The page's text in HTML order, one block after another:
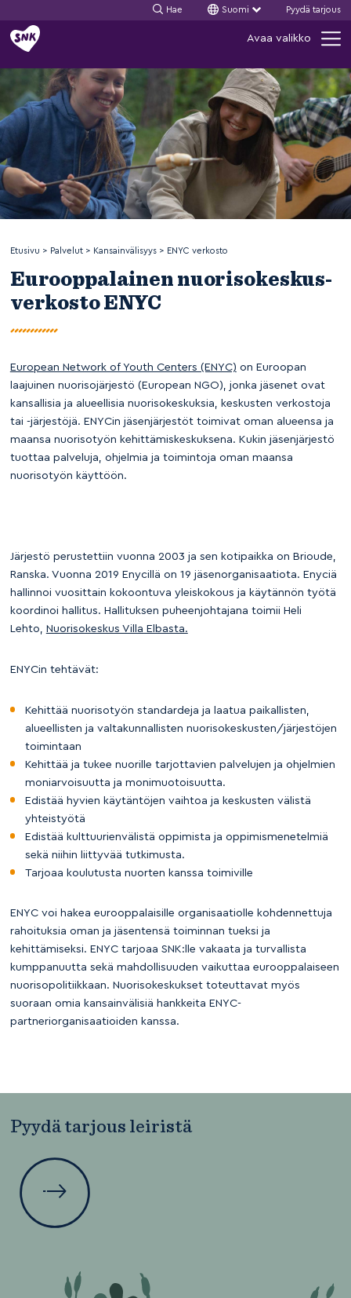
Siirry
sisältöön
Hae Suomi Pyydä tarjous
Avaa valikko
Etusivu > Palvelut> Kansainvälisyys> ENYC verkosto
Eurooppalainen nuorisokeskus-
verkosto ENYC
European Network of Youth Centers (ENYC) on Euroopan
laajuinen nuorisojärjestö (European NGO), jonka jäsenet ovat
kansallisia ja alueellisia nuorisokeskuksia, keskusten verkostoja
tai -järjestöjä. ENYCin jäsenjärjestöt toimivat oman alueensa ja
maansa nuorisotyön kehittämiskeskuksena. Kukin jäsenjärjestö
tuottaa palveluja, ohjelmia ja toimintoja oman maansa
nuorisotyön käyttöön.
Järjestö perustettiin vuonna 2003 ja sen kotipaikka on Brioude,
Ranska. Vuonna 2019 Enycillä on 19 jäsenorganisaatiota. Enyciä
hallinnoi vuosittain kokoontuva yleiskokous ja käytännön työtä
koordinoi hallitus. Hallituksen puheenjohtajana toimii Heli
Lehto, Nuorisokeskus Villa Elbasta.
ENYCin tehtävät:
Kehittää nuorisotyön standardeja ja laatua paikallisten,
alueellisten ja valtakunnallisten nuorisokeskusten/järjestöjen
toimintaan
Kehittää ja tukee nuorille tarjottavien palvelujen ja ohjelmien
moniarvoisuutta ja monimuotoisuutta.
Edistää hyvien käytäntöjen vaihtoa ja keskusten välistä
yhteistyötä
Edistää kulttuurienvälistä oppimista ja oppimismenetelmiä
sekä niihin liittyvää tutkimusta.
Tarjoaa koulutusta nuorten kanssa toimiville
ENYC voi hakea eurooppalaisille organisaatiolle kohdennettuja
rahoituksia oman ja jäsentensä toiminnan tueksi ja
kehittämiseksi. ENYC tarjoaa SNK:lle vakaata ja turvallista
kumppanuutta sekä mahdollisuuden vaikuttaa eurooppalaiseen
nuorisopolitiikkaan. Nuorisokeskukset toteuttavat myös
suoraan omia kansainvälisiä hankkeita ENYC-
partneriorganisaatioiden kanssa.
Pyydä tarjous leiristä